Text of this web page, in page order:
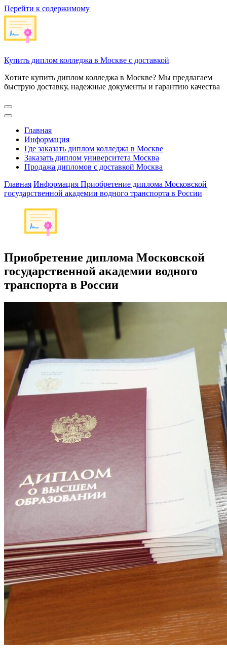
Перейти к содержимому
Купить диплом колледжа в Москве с доставкой
Хотите купить диплом колледжа в Москве? Мы предлагаем
быструю доставку, надежные документы и гарантию качества
Главная
Информация
Где заказать диплом колледжа в Москве
Заказать диплом университета Москва
Продажа дипломов с доставкой Москва
Главная Информация Приобретение диплома Московской
государственной академии водного транспорта в России
Приобретение диплома Московской
государственной академии водного
транспорта в России